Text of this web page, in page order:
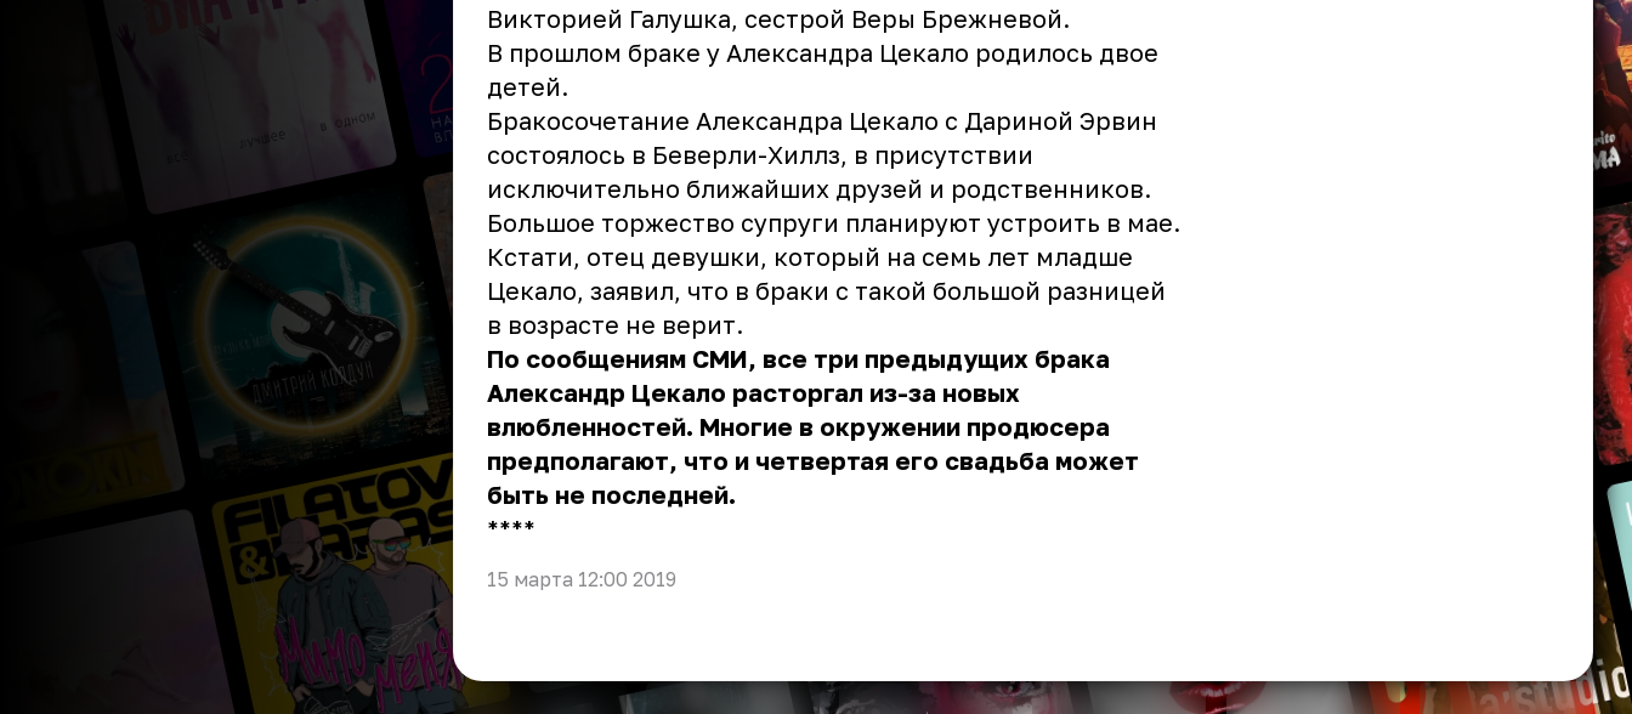
Викторией Галушка, сестрой Веры Брежневой.
В прошлом браке у Александра Цекало родилось двое
детей.
Бракосочетание Александра Цекало с Дариной Эрвин
состоялось в Беверли-Хиллз, в присутствии
исключительно ближайших друзей и родственников.
Большое торжество супруги планируют устроить в мае.
Кстати, отец девушки, который на семь лет младше
Цекало, заявил, что в браки с такой большой разницей
в возрасте не верит.
По сообщениям СМИ, все три предыдущих брака
Александр Цекало расторгал из-за новых
влюбленностей. Многие в окружении продюсера
предполагают, что и четвертая его свадьба может
быть не последней.
** **
15 марта 12:00 2019